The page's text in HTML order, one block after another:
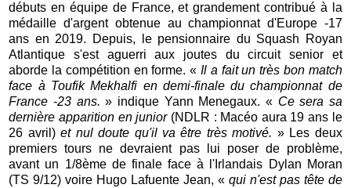
débuts en équipe de France, et grandement contribué à la
médaille d'argent obtenue au championnat d'Europe -17
ans en 2019. Depuis, le pensionnaire du Squash Royan
Atlantique s'est aguerri aux joutes du circuit senior et
aborde la compétition en forme. « Il a fait un très bon match
face à Toufik Mekhalfi en demi-finale du championnat de
France -23 ans.» indique Yann Menegaux. «Ce sera sa
dernière apparition en junior (NDLR : Macéo aura 19 ans le
26 avril)et nul doute qu'il va être très motivé. » Les deux
premiers tours ne devraient pas lui poser de problème,
avant un 1/8ème de finale face à l'Irlandais Dylan Moran
(TS 9/12) voire Hugo Lafuente Jean, « qui n'est pas tête de